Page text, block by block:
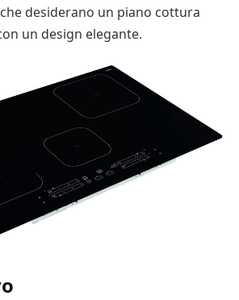
desiderano un piano cottura
un design elegante.